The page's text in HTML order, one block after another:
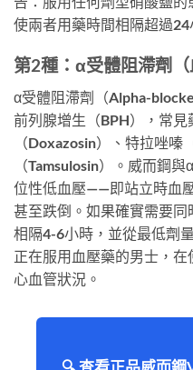
使兩者用藥時間相隔超過24
第2種：α受體阻滯劑（
α受體阻滯劑（Alpha-
前列腺增生（BPH），常
（Doxazosin）、特拉唑
（Tamsulosin）。威而鋼
位性低血壓——即站立時血
甚至跌倒。如果確實需要
相隔4-6小時，並從最低劑
正在服用血壓藥的男士，
心血管狀況。